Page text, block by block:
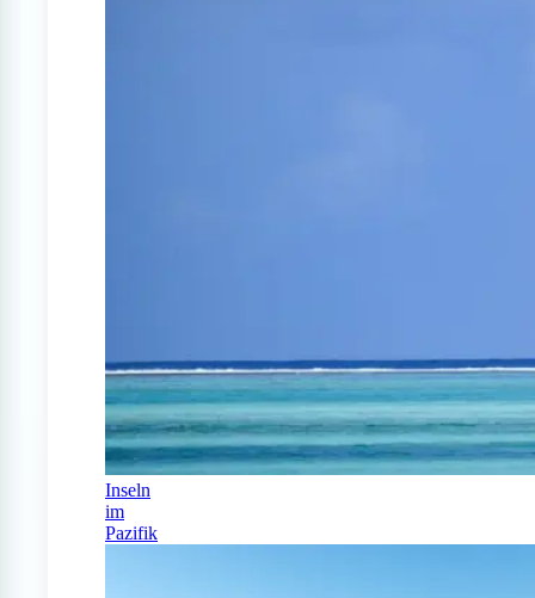
Inseln
im
Pazifik